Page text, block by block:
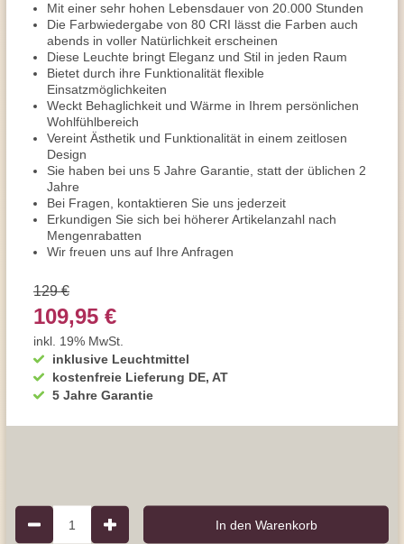
Mit einer sehr hohen Lebensdauer von 20.000 Stunden
Die Farbwiedergabe von 80 CRI lässt die Farben auch
abends in voller Natürlichkeit erscheinen
Diese Leuchte bringt Eleganz und Stil in jeden Raum
Bietet durch ihre Funktionalität flexible
Einsatzmöglichkeiten
Weckt Behaglichkeit und Wärme in Ihrem persönlichen
Wohlfühlbereich
Vereint Ästhetik und Funktionalität in einem zeitlosen
Design
Sie haben bei uns 5 Jahre Garantie, statt der üblichen 2
Jahre
Bei Fragen, kontaktieren Sie uns jederzeit
Erkundigen Sie sich bei höherer Artikelanzahl nach
Mengenrabatten
Wir freuen uns auf Ihre Anfragen
inklusive Leuchtmittel
kostenfreie Lieferung DE, AT
5 Jahre Garantie
129 €
109,95 €
inkl. 19% MwSt.
1 In den Warenkorb